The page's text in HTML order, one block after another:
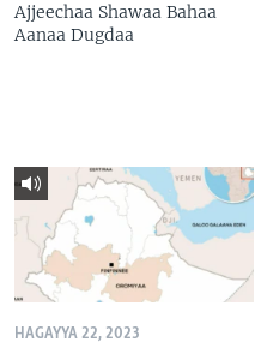
Ajjeechaa Shawaa Bahaa
Aanaa Dugdaa
HAGAYYA 22, 2023